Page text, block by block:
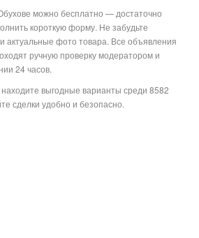
можно бесплатно — достаточно
короткую форму. Не забудьте
актуальные фото товара. Все объявления
ручную проверку модератором и
24 часов.
выгодные варианты среди 8582
сделки удобно и безопасно.